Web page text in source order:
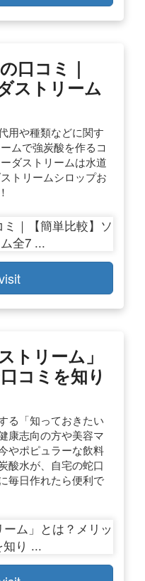
口コミ｜
ストリーム
用や種類などに関す
ムで強炭酸を作るコ
ダストリームは水道
トリームシロップお
トリーム」
コミを知り
る「知っておきたい
康志向の方や美容マ
やポピュラーな飲料
酸水が、自宅の蛇口
毎日作れたら便利で